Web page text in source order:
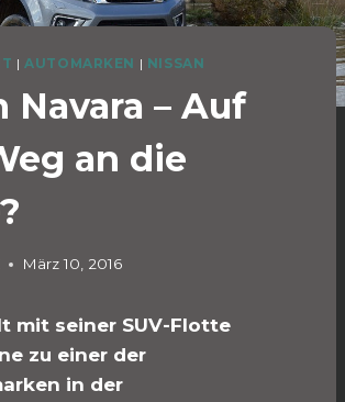
| AUTOMARKEN | NISSAN
Navara – Auf
an die
März 10, 2016
mit seiner SUV-Flotte
zu einer der
in der